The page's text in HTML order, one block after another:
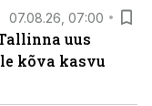
07.08.26, 07:00
uus
kõva kasvu